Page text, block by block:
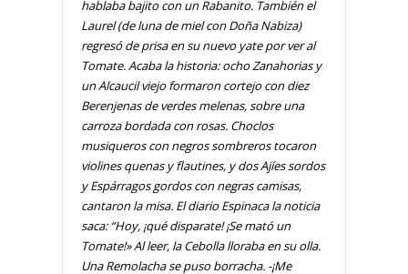
hablaba bajito con un Rabanito. También el
Laurel (de luna de miel con Doña Nabiza)
regresó de prisa en su nuevo yate por ver al
Tomate. Acaba la historia: ocho Zanahorias y
un Alcaucil viejo formaron cortejo con diez
Berenjenas de verdes melenas, sobre una
carroza bordada con rosas. Choclos
musiqueros con negros sombreros tocaron
violines quenas y flautines, y dos Ajíes sordos
y Espárragos gordos con negras camisas,
cantaron la misa. El diario Espinaca la noticia
saca: “Hoy, ¡qué disparate! ¡Se mató un
Tomate!» Al leer, la Cebolla lloraba en su olla.
Una Remolacha se puso borracha. -¡Me